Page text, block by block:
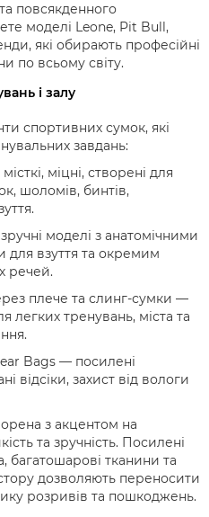
повсякденного
моделі Leone, Pit Bull,
які обирають професійні
по всьому світу.
і залу
спортивних сумок, які
завдань:
міцні, створені для
шоломів, бинтів,
моделі з анатомічними
для взуття та окремим
речей.
плече та слинг-сумки —
легких тренувань, міста та
Bags — посилені
відсіки, захист від вологи
з акцентом на
та зручність. Посилені
багатошарові тканини та
дозволяють переносити
розривів та пошкоджень.